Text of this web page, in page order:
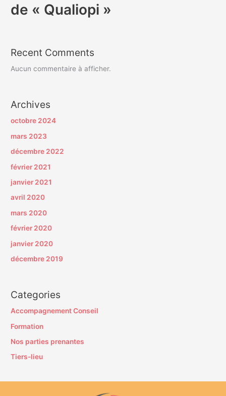
de « Qualiopi »
Recent Comments
Aucun commentaire à afficher.
Archives
octobre 2024
mars 2023
décembre 2022
février 2021
janvier 2021
avril 2020
mars 2020
février 2020
janvier 2020
décembre 2019
Categories
Accompagnement Conseil
Formation
Nos parties prenantes
Tiers-lieu